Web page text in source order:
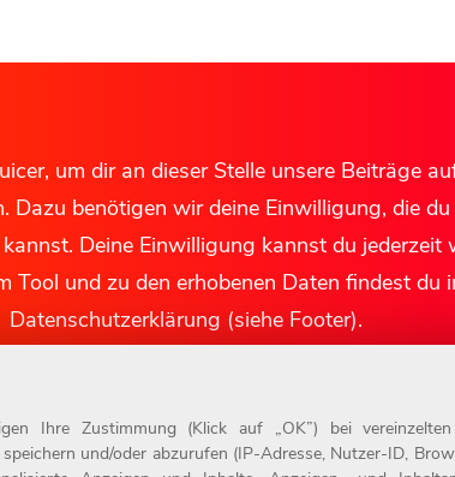
um dir an dieser Stelle unsere Beiträge
Dazu benötigen wir deine Einwilligung, die
Deine Einwilligung kannst du jederzeit
Tool und zu den erhobenen Daten findest du
Datenschutzerklärung (siehe Footer).
Akzeptieren
Ihre Zustimmung (Klick auf „OK”) bei
und/oder abzurufen (IP-Adresse, Nutzer-ID,